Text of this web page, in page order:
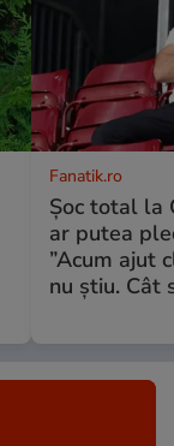
Fanatik.ro
Șoc total la
ar putea
”Acum ajut
nu știu. Cât